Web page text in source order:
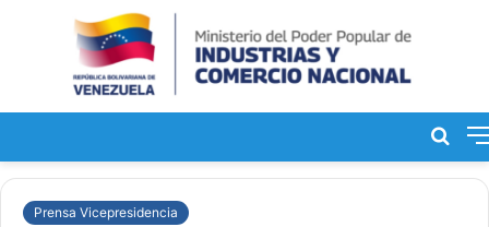
de
Prensa Vicepresidencia